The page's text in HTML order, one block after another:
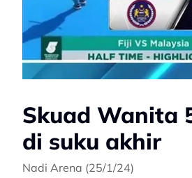
Skuad Wanita
di suku akhir
Nadi Arena (25/1/24)